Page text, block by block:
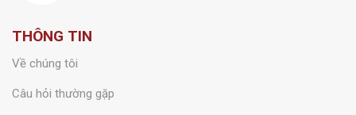
THÔNG TIN
Về chúng tôi
Câu hỏi thường gặp